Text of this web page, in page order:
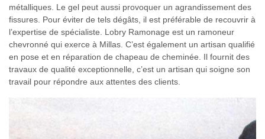
métalliques. Le gel peut aussi provoquer un agrandissement des
fissures. Pour éviter de tels dégâts, il est préférable de recouvrir à
l’expertise de spécialiste. Lobry Ramonage est un ramoneur
chevronné qui exerce à Millas. C’est également un artisan qualifié
en pose et en réparation de chapeau de cheminée. Il fournit des
travaux de qualité exceptionnelle, c’est un artisan qui soigne son
travail pour répondre aux attentes des clients.